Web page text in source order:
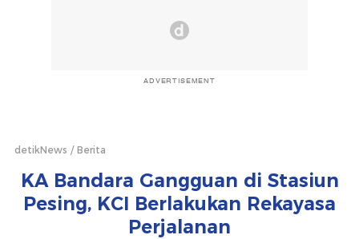
ADVERTISEMENT
detikNews Berita
KA Bandara Gangguan di Stasiun
Pesing, KCI Berlakukan Rekayasa
Perjalanan